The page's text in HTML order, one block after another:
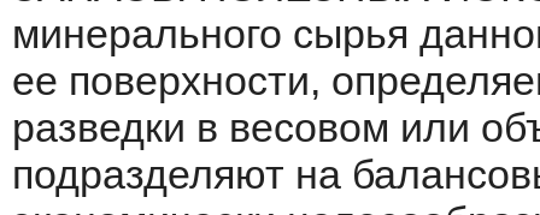
минерально­го сырья
ее поверхности,
разведки в весовом или
подразделяют на